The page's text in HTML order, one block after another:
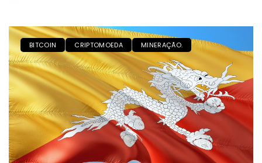
BITCOIN CRIPTOMOEDA MINERAÇÃO.